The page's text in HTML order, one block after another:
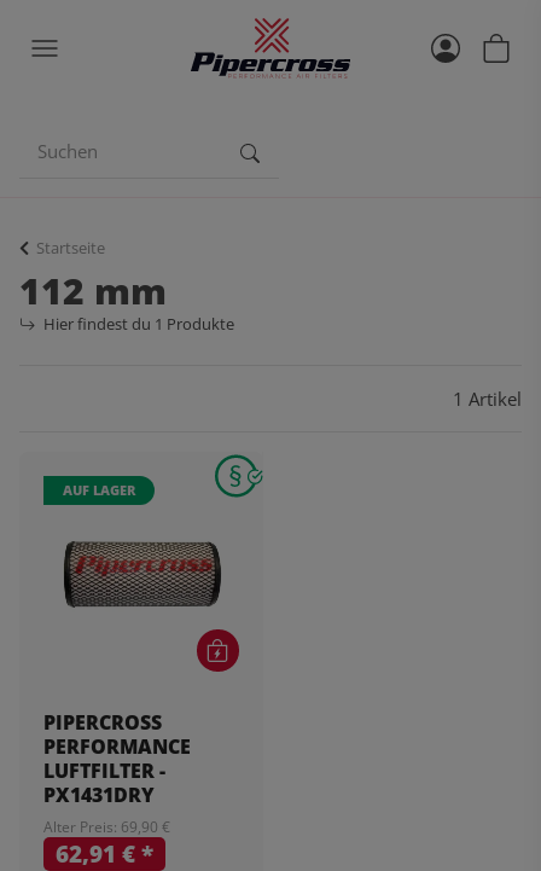
Startseite
112 mm
Hier findest du 1 Produkte
1 Artikel
AUF LAGER
PIPERCROSS
PERFORMANCE
LUFTFILTER -
PX1431DRY
Alter Preis: 69,90 €
62,91 €*